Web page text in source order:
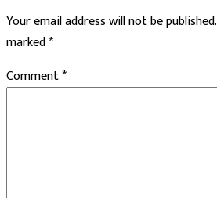
Your email address will not be published.
marked*
Comment*